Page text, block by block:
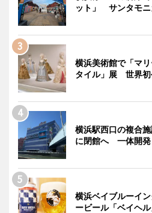
ット」 サンタモ
横浜美術館で「マ
タイル」展 世界初
横浜駅西口の複合
に閉館へ 一体開発
横浜ベイブルーイ
ービール「ベイヘル